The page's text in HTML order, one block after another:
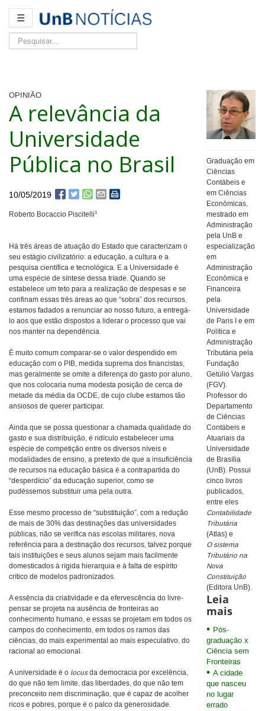
☰
Pesquisar...
OPINIÃO
Graduação em
Ciências
Contábeis e
em Ciências
Econômicas,
mestrado em
Administração
pela UnB e
especialização
em
Administração
Econômica e
Financeira
pela
Universidade
de Paris I e em
Política e
Administração
Tributária pela
Fundação
Getúlio Vargas
(FGV).
Professor do
Departamento
de Ciências
Contábeis e
Atuariais da
Universidade
de Brasília
(UnB). Possui
cinco livros
publicados,
entre eles
Contabilidade
Tributária
(Atlas) e
O sistema
Tributário na
Nova
Constituição
(Editora UnB).
A relevância da
Universidade
Pública no Brasil
10/05/2019
Roberto Bocaccio Piscitelli¹
Há três áreas de atuação do Estado que caracterizam o
seu estágio civilizatório: a educação, a cultura e a
pesquisa científica e tecnológica. E a Universidade é
uma espécie de síntese dessa tríade. Quando se
estabelece um teto para a realização de despesas e se
confinam essas três áreas ao que “sobra” dos recursos,
estamos fadados a renunciar ao nosso futuro, a entregá-
lo aos que estão dispostos a liderar o processo que vai
nos manter na dependência.
É muito comum comparar-se o valor despendido em
educação com o PIB, medida suprema dos financistas,
mas geralmente se omite a diferença do gasto por aluno,
que nos colocaria numa modesta posição de cerca de
metade da média da OCDE, de cujo clube estamos tão
ansiosos de querer participar.
Ainda que se possa questionar a chamada qualidade do
gasto e sua distribuição, é ridículo estabelecer uma
espécie de competição entre os diversos níveis e
modalidades de ensino, a pretexto de que a insuficiência
de recursos na educação básica é a contrapartida do
“desperdício” da educação superior, como se
pudéssemos substituir uma pela outra.
Esse mesmo processo de “substituição˜, com a redução
de mais de 30% das destinações das universidades
públicas, não se verifica nas escolas militares, nova
referência para a destinação dos recursos, talvez porque
tais instituições e seus alunos sejam mais facilmente
domesticados à rígida hierarquia e à falta de espírito
crítico de modelos padronizados.
A essência da criatividade e da efervescência do livre-
pensar se projeta na ausência de fronteiras ao
conhecimento humano, e essas se projetam em todos os
campos do conhecimento, em todos os ramos das
ciências, do mais experimental ao mais especulativo, do
racional ao emocional.
A universidade é o locusda democracia por excelência,
do que não tem limite, das liberdades, do que não tem
preconceito nem discriminação, que é capaz de acolher
ricos e pobres, porque é o palco da generosidade.
Leia
mais
Pós-
graduação x
Ciência sem
Fronteiras
A cidade
que nasceu
no lugar
errado